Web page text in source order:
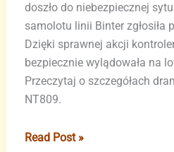
doszło do niebezpiecznej
samolotu linii Binter zgłosiła
Dzięki sprawnej akcji
bezpiecznie wylądowała na
Przeczytaj o szczegółach
NT809.
Problem
Read Post »